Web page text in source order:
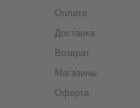
Оплата
Доставка
Возврат
Магазины
Оферта